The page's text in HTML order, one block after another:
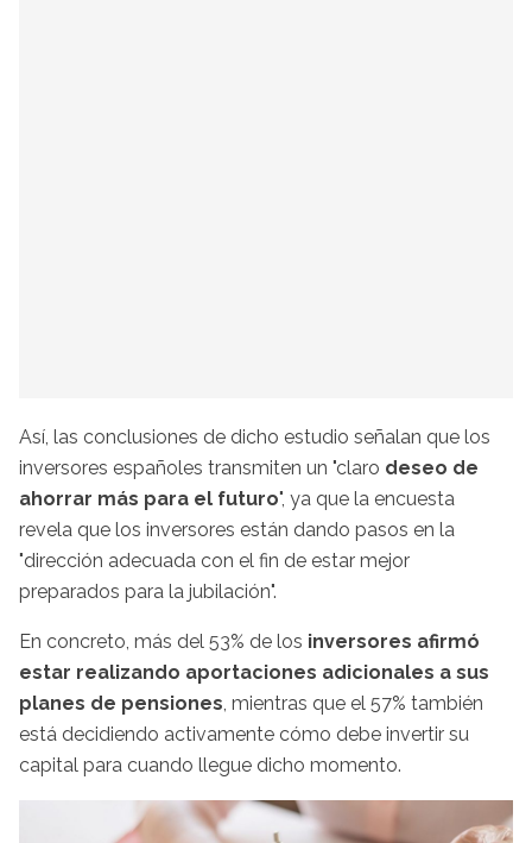
Así, las conclusiones de dicho estudio señalan que los
inversores españoles transmiten un "claro deseo de
ahorrar más para el futuro", ya que la encuesta
revela que los inversores están dando pasos en la
"dirección adecuada con el fin de estar mejor
preparados para la jubilación".
En concreto, más del 53% de los inversores afirmó
estar realizando aportaciones adicionales a sus
planes de pensiones, mientras que el 57% también
está decidiendo activamente cómo debe invertir su
capital para cuando llegue dicho momento.